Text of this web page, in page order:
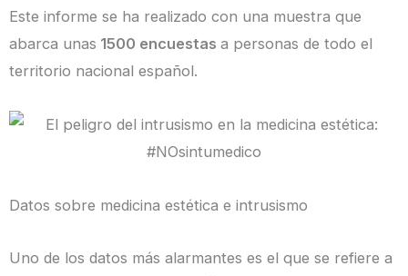
Este informe se ha realizado con una muestra que
abarca unas 1500 encuestas a personas de todo el
territorio nacional español.
Datos sobre medicina estética e intrusismo
Uno de los datos más alarmantes es el que se refiere a